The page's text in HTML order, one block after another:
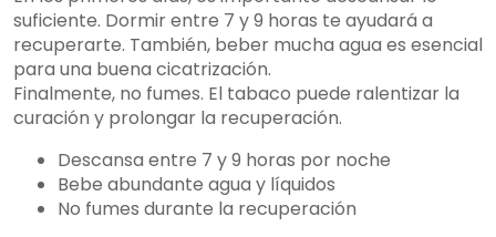
suficiente. Dormir entre 7 y 9 horas te ayudará a
recuperarte. También, beber mucha agua es esencial
para una buena cicatrización.
Finalmente, no fumes. El tabaco puede ralentizar la
curación y prolongar la recuperación.
Descansa entre 7 y 9 horas por noche
Bebe abundante agua y líquidos
No fumes durante la recuperación